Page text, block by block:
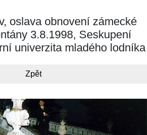
oslava obnovení zámecké
3.8.1998, Seskupení
univerzita mladého lodníka
Zpět